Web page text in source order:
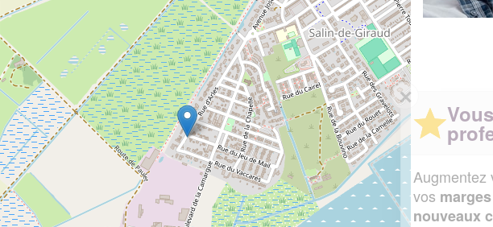
✕
Vous êtes un
professionnel ?
Augmentez votrechiffre d'affaireset
vosmargestout en gagnant de
nouveaux clients!